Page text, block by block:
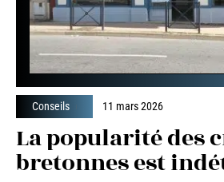
Conseils 11 mars 2026
La popularité des
bretonnes est